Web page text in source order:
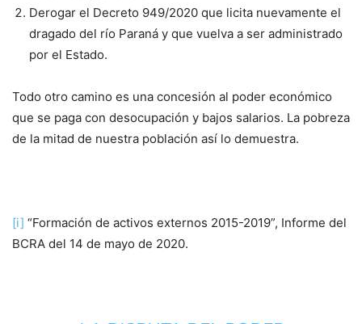
Derogar el Decreto 949/2020 que licita nuevamente el
dragado del río Paraná y que vuelva a ser administrado
por el Estado.
Todo otro camino es una concesión al poder económico
que se paga con desocupación y bajos salarios. La pobreza
de la mitad de nuestra población así lo demuestra.
[i] “Formación de activos externos 2015-2019”, Informe del
BCRA del 14 de mayo de 2020.